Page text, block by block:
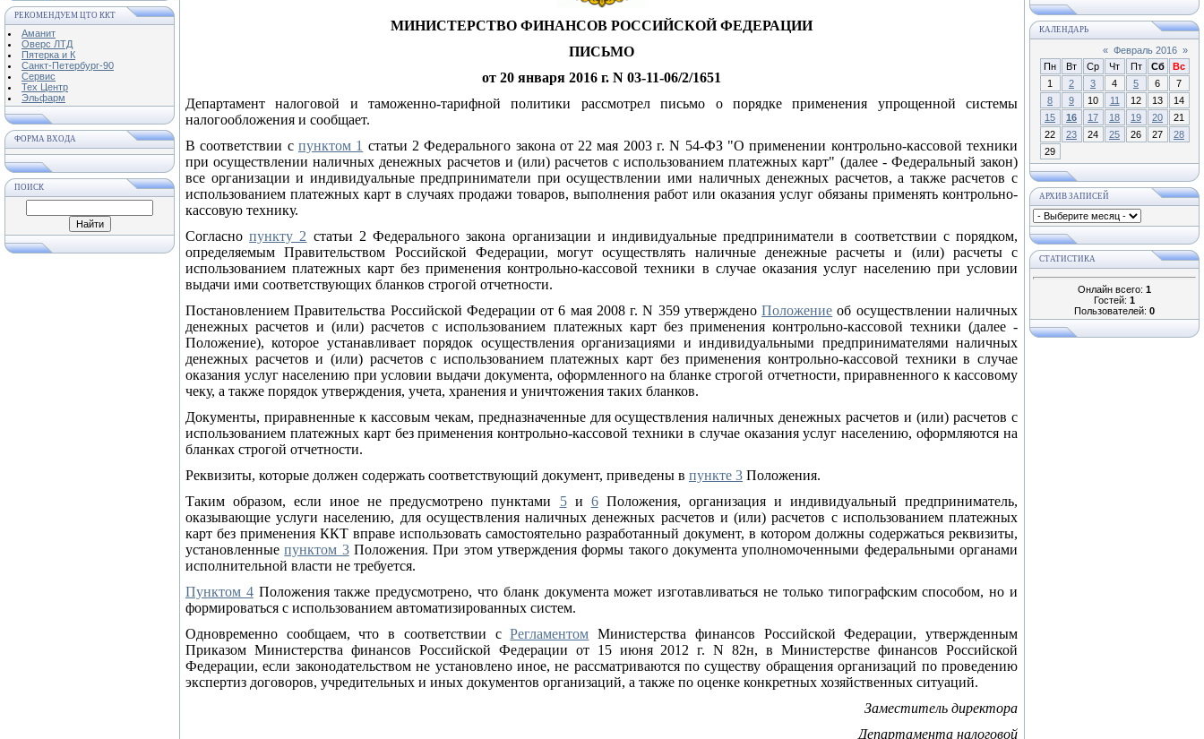
РЕКОМЕНДУЕМ ЦТО ККТ
Аманит
Оверс ЛТД
Пятерка и К
Санкт-Петербург-90
Сервис
Тех Центр
Эльфарм
ФОРМА ВХОДА
ПОИСК
МИНИСТЕРСТВО ФИНАНСОВ РОССИЙСКОЙ ФЕДЕРАЦИИ
ПИСЬМО
от 20 января 2016 г. N 03-11-06/2/1651
Департамент налоговой и таможенно-тарифной политики рассмотрел письмо о порядке применения упрощенной системы
налогообложения и сообщает.
В соответствии с пунктом 1 статьи 2 Федерального закона от 22 мая 2003 г. N 54-ФЗ "О применении контрольно-кассовой техники
при осуществлении наличных денежных расчетов и (или) расчетов с использованием платежных карт" (далее - Федеральный закон)
все организации и индивидуальные предприниматели при осуществлении ими наличных денежных расчетов, а также расчетов с
использованием платежных карт в случаях продажи товаров, выполнения работ или оказания услуг обязаны применять контрольно-
кассовую технику.
Согласнопункту 2 статьи 2 Федерального закона организации и индивидуальные предприниматели в соответствии с порядком,
определяемым Правительством Российской Федерации, могут осуществлять наличные денежные расчеты и (или) расчеты с
использованием платежных карт без применения контрольно-кассовой техники в случае оказания услуг населению при условии
выдачи ими соответствующих бланков строгой отчетности.
Постановлением Правительства Российской Федерации от 6 мая 2008 г. N 359 утвержденоПоложение об осуществлении наличных
денежных расчетов и (или) расчетов с использованием платежных карт без применения контрольно-кассовой техники (далее -
Положение), которое устанавливает порядок осуществления организациями и индивидуальными предпринимателями наличных
денежных расчетов и (или) расчетов с использованием платежных карт без применения контрольно-кассовой техники в случае
оказания услуг населению при условии выдачи документа, оформленного на бланке строгой отчетности, приравненного к кассовому
чеку, а также порядок утверждения, учета, хранения и уничтожения таких бланков.
Документы, приравненные к кассовым чекам, предназначенные для осуществления наличных денежных расчетов и (или) расчетов с
использованием платежных карт без применения контрольно-кассовой техники в случае оказания услуг населению, оформляются на
бланках строгой отчетности.
Реквизиты, которые должен содержать соответствующий документ, приведены в пункте 3 Положения.
Таким образом, если иное не предусмотрено пунктами 5и 6Положения, организация и индивидуальный предприниматель,
оказывающие услуги населению, для осуществления наличных денежных расчетов и (или) расчетов с использованием платежных
карт без применения ККТ вправе использовать самостоятельно разработанный документ, в котором должны содержаться реквизиты,
установленныепунктом 3Положения. При этом утверждения формы такого документа уполномоченными федеральными органами
исполнительной власти не требуется.
Пунктом 4Положения также предусмотрено, что бланк документа может изготавливаться не только типографским способом, но и
формироваться с использованием автоматизированных систем.
Одновременно сообщаем, что в соответствии сРегламентом Министерства финансов Российской Федерации, утвержденным
Приказом Министерства финансов Российской Федерации от 15 июня 2012 г. N 82н, в Министерстве финансов Российской
Федерации, если законодательством не установлено иное, не рассматриваются по существу обращения организаций по проведению
экспертиз договоров, учредительных и иных документов организаций, а также по оценке конкретных хозяйственных ситуаций.
Заместитель директора
Департамента налоговой
КАЛЕНДАРЬ
« Февраль 2016 »
Пн
Вт Ср Чт Пт Сб
Вс
1
2 3 4 5 6
7
8
9 10 11 12 13
14
15
16 17 18 19 20
21
22
23 24 25 26 27
28
29
АРХИВ ЗАПИСЕЙ
СТАТИСТИКА
Онлайн всего: 1
Гостей: 1
Пользователей: 0